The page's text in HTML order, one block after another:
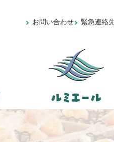
お問い合わせ 緊急連絡